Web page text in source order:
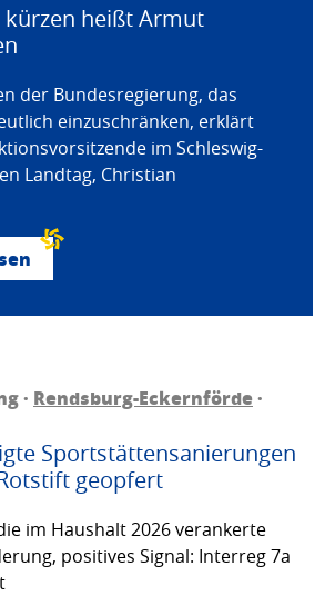
heißt Armut
der Bundesregierung, das
einzuschränken, erklärt
im Schleswig-
Landtag, Christian
· Rendsburg-Eckernförde·
Sportstättensanierungen
geopfert
im Haushalt 2026 verankerte
positives Signal: Interreg 7a